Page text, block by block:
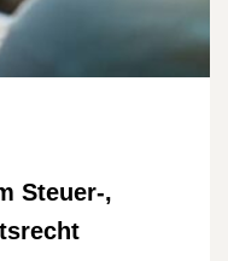
Steuer-,